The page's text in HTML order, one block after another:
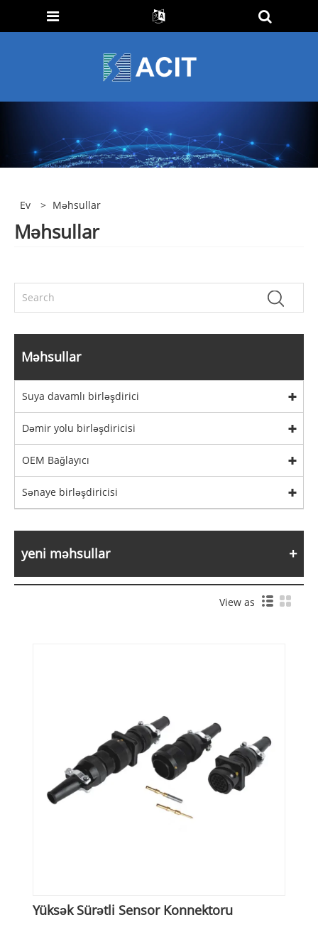
Ev > Məhsullar
Məhsullar
Məhsullar
Suya davamlı birləşdirici
Dəmir yolu birləşdiricisi
OEM Bağlayıcı
Sənaye birləşdiricisi
yeni məhsullar
View as
Yüksək Sürətli Sensor Konnektoru